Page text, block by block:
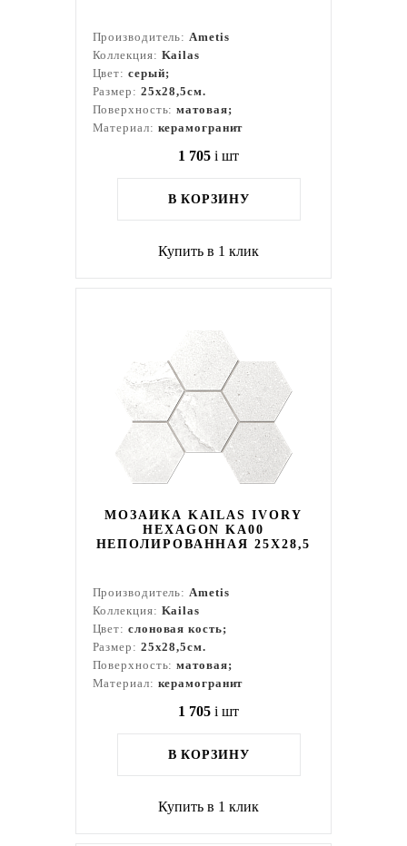
Производитель:Ametis
Коллекция: Kailas
Цвет: серый;
Размер: 25x28,5см.
Поверхность:матовая;
Материал: керамогранит
1 705 i шт
В КОРЗИНУ
Купить в 1 клик
МОЗАИКА KAILAS IVORY
HEXAGON KA00
НЕПОЛИРОВАННАЯ 25X28,5
Производитель:Ametis
Коллекция: Kailas
Цвет: слоновая кость;
Размер: 25x28,5см.
Поверхность:матовая;
Материал: керамогранит
1 705 i шт
В КОРЗИНУ
Купить в 1 клик